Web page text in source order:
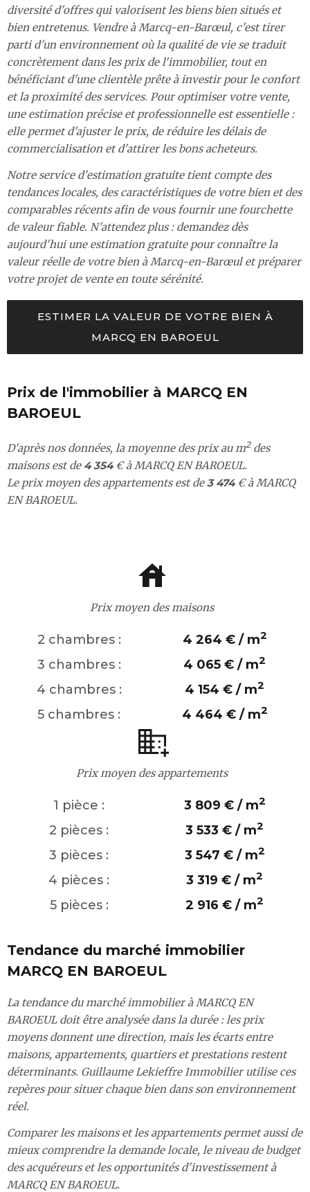
diversité d'offres qui valorisent les biens bien situés et
bien entretenus. Vendre à Marcq-en-Barœul, c'est tirer
parti d'un environnement où la qualité de vie se traduit
concrètement dans les prix de l'immobilier, tout en
bénéficiant d'une clientèle prête à investir pour le confort
et la proximité des services. Pour optimiser votre vente,
une estimation précise et professionnelle est essentielle :
elle permet d'ajuster le prix, de réduire les délais de
commercialisation et d'attirer les bons acheteurs.
Notre service d'estimation gratuite tient compte des
tendances locales, des caractéristiques de votre bien et des
comparables récents afin de vous fournir une fourchette
de valeur fiable. N'attendez plus : demandez dès
aujourd'hui une estimation gratuite pour connaître la
valeur réelle de votre bien à Marcq-en-Barœul et préparer
votre projet de vente en toute sérénité.
ESTIMER LA VALEUR DE VOTRE BIEN À
MARCQ EN BAROEUL
Prix de l'immobilier à MARCQ EN
BAROEUL
D'après nos données, la moyenne des prix au m2des
maisons est de 4 354€ à MARCQ EN BAROEUL.
Le prix moyen des appartements est de3 474€ à MARCQ
EN BAROEUL.
Prix moyen des maisons
2 chambres : 4 264 € / m2
3 chambres : 4 065 € / m2
4 chambres : 4 154 € / m2
5 chambres : 4 464 € / m2
Prix moyen des appartements
1 pièce : 3 809 € / m2
2 pièces : 3 533 € / m2
3 pièces : 3 547 € / m2
4 pièces : 3 319 € / m2
5 pièces : 2 916 € / m2
Tendance du marché immobilier
MARCQ EN BAROEUL
La tendance du marché immobilier à MARCQ EN
BAROEUL doit être analysée dans la durée : les prix
moyens donnent une direction, mais les écarts entre
maisons, appartements, quartiers et prestations restent
déterminants. Guillaume Lekieffre Immobilier utilise ces
repères pour situer chaque bien dans son environnement
réel.
Comparer les maisons et les appartements permet aussi de
mieux comprendre la demande locale, le niveau de budget
des acquéreurs et les opportunités d'investissement à
MARCQ EN BAROEUL.